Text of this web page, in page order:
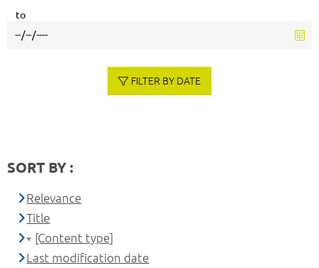
to
FILTER BY DATE
SORT BY :
Relevance
Title
[Content type]
Last modification date